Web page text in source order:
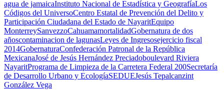
agua de jamaicaInstituto Nacional de Estadística y GeografíaLos
Códigos del UniversoCentro Estatal de Prevención del Delito y
Participación Ciudadana del Estado de NayaritEquipo
MonterreySanvezzoCahuamamortalidadGobernatura de dos
añoscontaminacion de lagunasLeyes de Ingresosejercicio fiscal
2014GobernaturaConfederación Patronal de la República
MexicanaJosé de Jesús Hernández Preciadoboulevard Riviera
NayaritPrograma de Limpieza de la Carretera Federal 200Secretaría
de Desarrollo Urbano y EcologíaSEDUEJesús Tepalcanzint
González Vega